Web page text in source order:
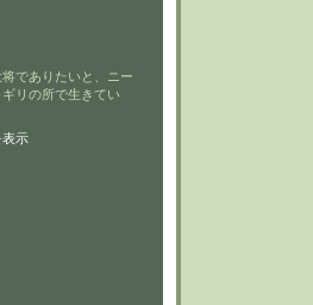
でありたいと、ニー
リの所で生きてい
表示